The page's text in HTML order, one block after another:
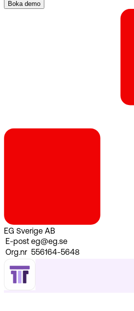
Boka demo
EG Sverige AB
E-post eg@eg.se
Org.nr 556164-5648